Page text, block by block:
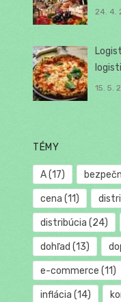
24. 4.
15. 5.
TÉMY
A(17)
cena (11)
distribúcia (24)
dohľad (13)
e-commerce (11)
inflácia (14)